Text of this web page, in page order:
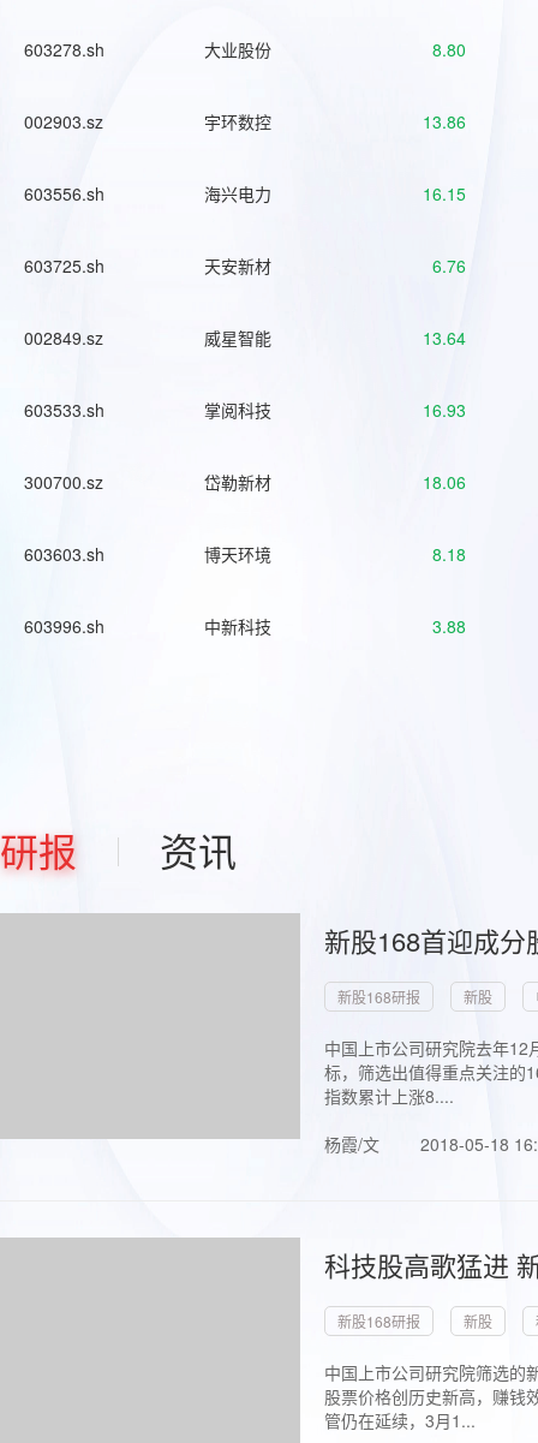
603278.sh 大业股份 8.80
002903.sz 宇环数控 13.86
603556.sh 海兴电力 16.15
603725.sh 天安新材 6.76
002849.sz 威星智能 13.64
603533.sh 掌阅科技 16.93
300700.sz 岱勒新材 18.06
603603.sh 博天环境 8.18
603996.sh 中新科技 3.88
研报 资讯
新股168首迎成
新股168研报 新股
中国上市公司研究院去年
标，筛选出值得重点关注的
指数累计上涨8....
杨霞/文
2018-05-18
科技股高歌猛进
新股168研报 新股
中国上市公司研究院筛选的
股票价格创历史新高，赚钱
管仍在延续，3月1...